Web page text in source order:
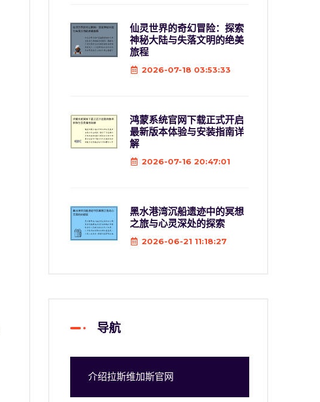
仙灵世界的奇幻冒险：探索
神秘大陆与失落文明的绝美
旅程
2026-07-18 03:53:33
鸿蒙系统官网下载正式开启
最新版本体验与安装指南详
解
2026-07-16 20:47:01
黑水港湾沉船遗迹中的冥想
之旅与心灵深处的探索
2026-06-21 11:18:27
导航
介绍拉斯维加斯官网